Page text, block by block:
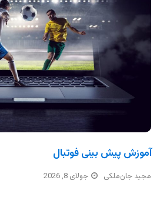
آموزش پیش بینی فوتبال
مجید جان‌ملکی جولای 8, 2026